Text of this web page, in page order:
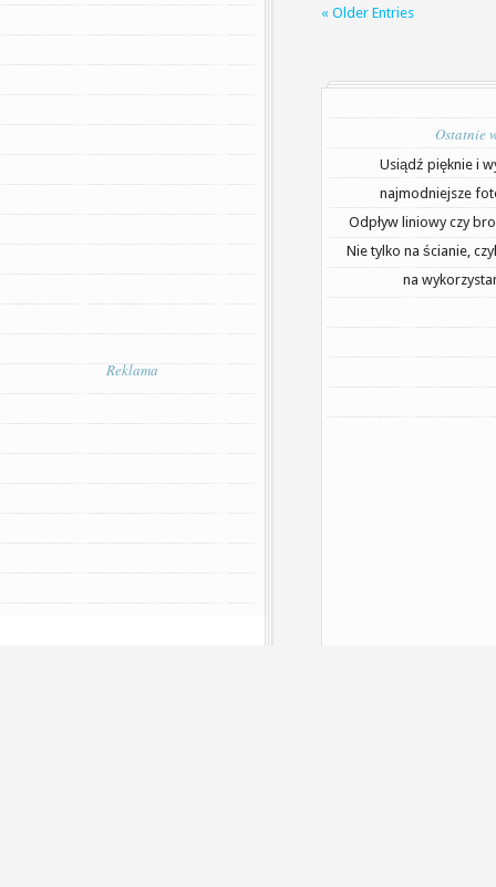
Reklama
« Older Entries
Ostatnie
Usiądź pięknie i
najmodniejsze
Odpływ liniowy czy
Nie tylko na ścianie,
na